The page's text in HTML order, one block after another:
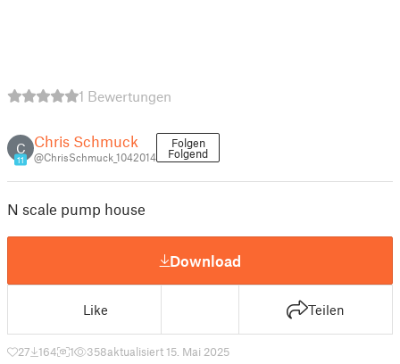
1 Bewertungen
C
11
Chris Schmuck
@ChrisSchmuck_1042014
Folgen
Folgend
N scale pump house
Download
Like Teilen
27 164 1 358aktualisiert 15. Mai 2025